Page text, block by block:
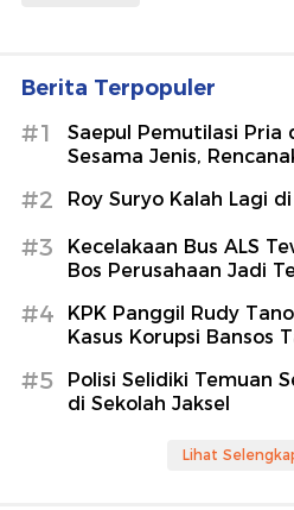
Berita Terpopuler
#1
Saepul Pemutilasi Pria
Sesama Jenis,
#2 Roy Suryo Kalah Lagi
#3
Kecelakaan Bus ALS
Bos Perusahaan Jadi
#4
KPK Panggil Rudy
Kasus Korupsi Bansos
#5
Polisi Selidiki Temuan
di Sekolah Jaksel
Lihat